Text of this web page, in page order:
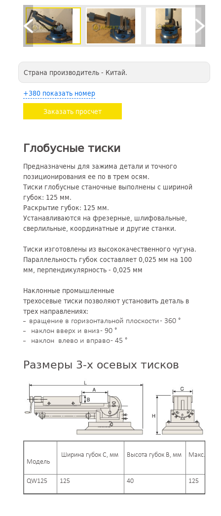
Страна производитель - Китай.
+380 показать номер
Заказать просчет
Глобусные тиски
Предназначены для зажима детали и точного
позиционирования ее по в трем осям.
Тиски глобусные станочные выполнены с шириной
губок: 125 мм.
Раскрытие губок: 125 мм.
Устанавливаются на фрезерные, шлифовальные,
сверлильные, координатные и другие станки.
Тиски изготовлены из высококачественного чугуна.
Параллельность губок составляет 0,025 мм на 100
мм, перпендикулярность - 0,025 мм
Наклонные промышленные
трехосевые тиски позволяют установить деталь в
трех направлениях:
вращение в горизонтальной плоскости - 360 °
наклон вверх и вниз - 90 °
наклон влево и вправо - 45 °
Размеры 3-х осевых тисков
Модель
Ширина губок С, мм Высота губок В, мм Макс.
QW125 125 40 125